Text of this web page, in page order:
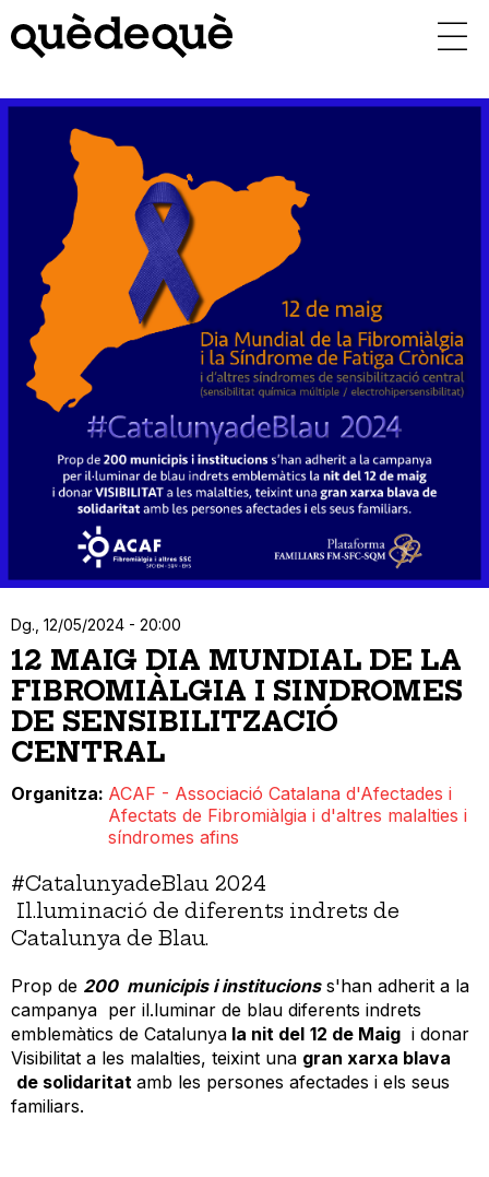
contingut
Dg., 12/05/2024 - 20:00
12 MAIG DIA MUNDIAL DE LA
FIBROMIÀLGIA I SINDROMES
DE SENSIBILITZACIÓ
CENTRAL
Organitza ACAF - Associació Catalana d'Afectades i
Afectats de Fibromiàlgia i d'altres malalties i
síndromes afins
#CatalunyadeBlau 2024
Il.luminació de diferents indrets de
Catalunya de Blau.
Prop de 200 municipis i institucionss'han adherit a la
campanya per il.luminar de blau diferents indrets
emblemàtics de Catalunya la nit del 12 de Maig i donar
Visibilitat a les malalties, teixint una gran xarxa blava
de solidaritat amb les persones afectades i els seus
familiars.